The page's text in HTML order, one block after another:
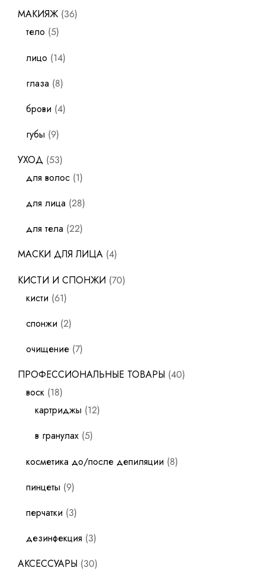
МАКИЯЖ 36
тело 5
лицо 14
глаза 8
брови 4
губы 9
УХОД 53
для волос 1
для лица 28
для тела 22
МАСКИ ДЛЯ ЛИЦА 4
КИСТИ И СПОНЖИ 70
кисти 61
спонжи 2
очищение 7
ПРОФЕССИОНАЛЬНЫЕ ТОВАРЫ 40
воск 18
картриджы 12
в гранулах 5
косметика до/после депиляции 8
пинцеты 9
перчатки 3
дезинфекция 3
АКСЕССУАРЫ 30